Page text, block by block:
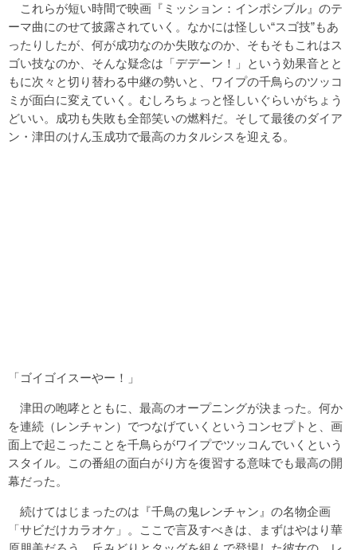
これらが短い時間で映画『ミッション：インポシブル』のテ
ーマ曲にのせて披露されていく。なかには怪しい“スゴ技”もあ
ったりしたが、何が成功なのか失敗なのか、そもそもこれはス
ゴい技なのか、そんな疑念は「デデーン！」という効果音とと
もに次々と切り替わる中継の勢いと、ワイプの千鳥らのツッコ
ミが面白に変えていく。むしろちょっと怪しいぐらいがちょう
どいい。成功も失敗も全部笑いの燃料だ。そして最後のダイア
ン・津田のけん玉成功で最高のカタルシスを迎える。
「ゴイゴイスーやー！」
津田の咆哮とともに、最高のオープニングが決まった。何か
を連続（レンチャン）でつなげていくというコンセプトと、画
面上で起こったことを千鳥らがワイプでツッコんでいくという
スタイル。この番組の面白がり方を復習する意味でも最高の開
幕だった。
続けてはじまったのは『千鳥の鬼レンチャン』の名物企画
「サビだけカラオケ」。ここで言及すべきは、まずはやはり華